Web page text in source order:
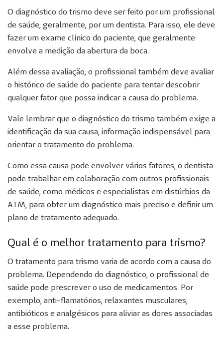
O diagnóstico do trismo deve ser feito por um profissional
de saúde, geralmente, por um dentista. Para isso, ele deve
fazer um exame clínico do paciente, que geralmente
envolve a medição da abertura da boca.
Além dessa avaliação, o profissional também deve avaliar
o histórico de saúde do paciente para tentar descobrir
qualquer fator que possa indicar a causa do problema.
Vale lembrar que o diagnóstico do trismo também exige a
identificação da sua causa, informação indispensável para
orientar o tratamento do problema.
Como essa causa pode envolver vários fatores, o dentista
pode trabalhar em colaboração com outros profissionais
de saúde, como médicos e especialistas em distúrbios da
ATM, para obter um diagnóstico mais preciso e definir um
plano de tratamento adequado.
Qual é o melhor tratamento para trismo?
O tratamento para trismo varia de acordo com a causa do
problema. Dependendo do diagnóstico, o profissional de
saúde pode prescrever o uso de medicamentos. Por
exemplo, anti-flamatórios, relaxantes musculares,
antibióticos e analgésicos para aliviar as dores associadas
a esse problema.